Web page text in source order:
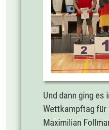
Und dann ging es
Wettkampftag für
Maximilian